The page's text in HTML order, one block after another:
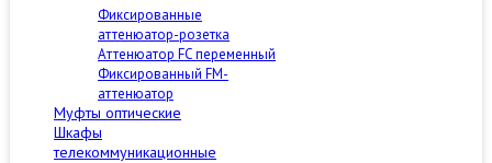
Фиксированные
аттенюатор-розетка
Аттенюатор FC переменный
Фиксированный FM-
аттенюатор
Муфты оптические
Шкафы
телекоммуникационные